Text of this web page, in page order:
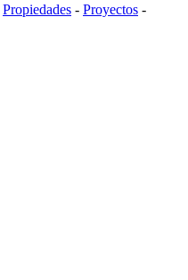
Propiedades - Proyectos -